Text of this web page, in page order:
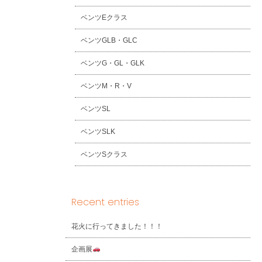
ベンツEクラス
ベンツGLB・GLC
ベンツG・GL・GLK
ベンツM・R・V
ベンツSL
ベンツSLK
ベンツSクラス
Recent entries
花火に行ってきました！！！
企画展